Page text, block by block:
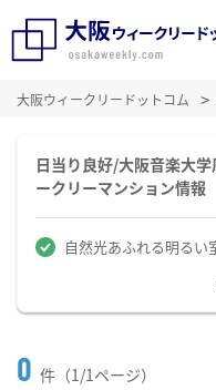
大阪ウィークリードットコム
日当り良好/大阪音楽大
ークリーマンション情報
自然光あふれる明るい
0 件（1/1ページ）